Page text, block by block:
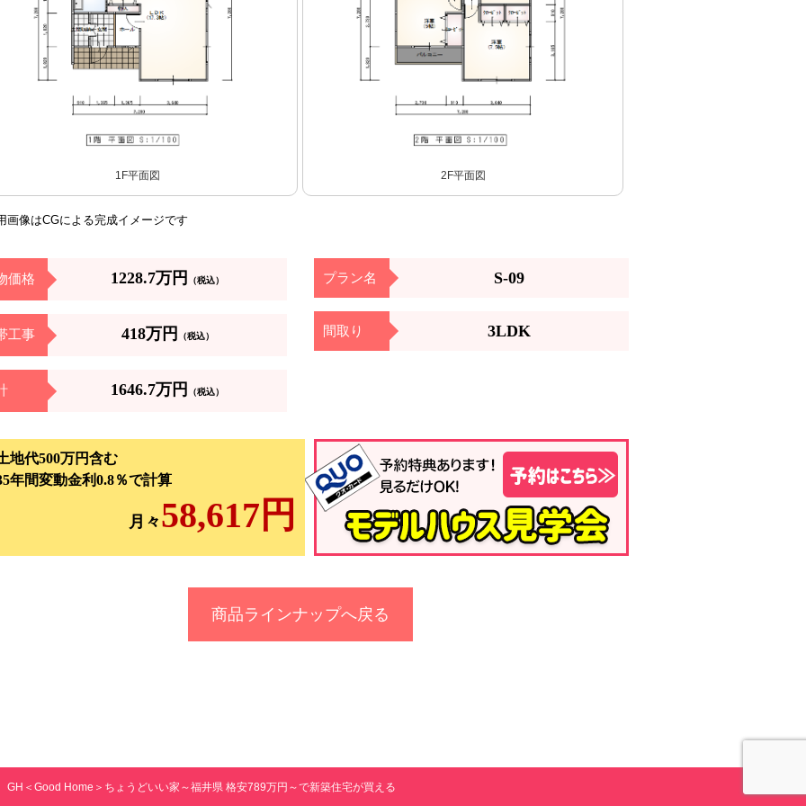
1F平面図 2F平面図
像はCGによる完成イメージです
価格 1228.7万円 （税込）
工事 418万円 （税込）
1646.7万円 （税込）
プラン名 S-09
間取り 3LDK
地代500万円含む
年間変動金利0.8％で計算
月々 58,617円
商品ラインナップへ戻る
GH＜Good Home＞ちょうどいい家～福井県 格安789万円～で新築住宅が買える